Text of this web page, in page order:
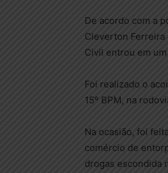
De acordo com a
Cleverton Ferreira
Civil entrou em
Foi realizado o
15º BPM, na
Na ocasião, foi
comércio de
drogas escondida